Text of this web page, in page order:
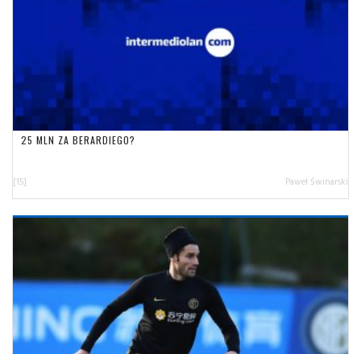
25 MLN ZA BERARDIEGO?
[15] Paweł Świnarski